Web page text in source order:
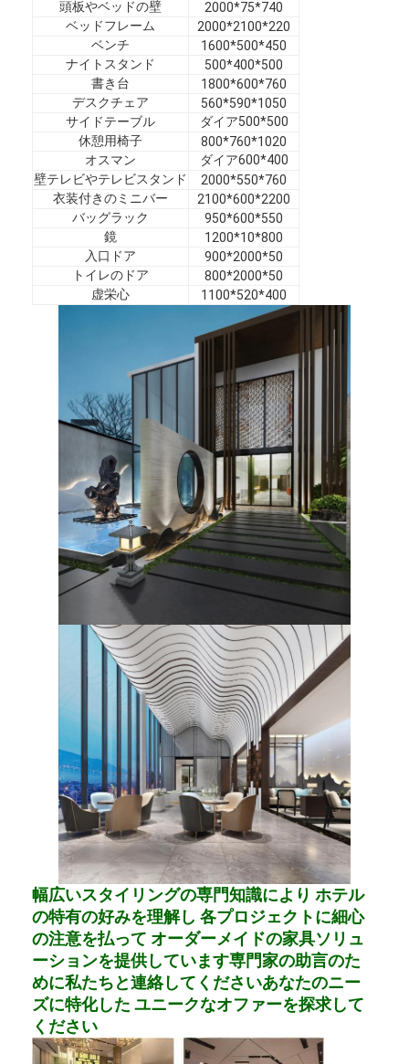
ホテル家具
ヴィラ家具
アパートの家具
商用クラブ家具
ダイニングルームの家具
オフィス家具
据え付け家具
装飾された家具
頭板やベッドの壁
2000*75*740
ベッドフレーム
2000*2100*220
ベンチ
1600*500*450
ナイトスタンド
500*400*500
書き台
1800*600*760
デスクチェア
560*590*1050
サイドテーブル
ダイア500*500
休憩用椅子
800*760*1020
オスマン
ダイア600*400
壁テレビやテレビスタンド
2000*550*760
衣装付きのミニバー
2100*600*2200
バッグラック
950*600*550
鏡
1200*10*800
入口ドア
900*2000*50
トイレのドア
800*2000*50
虚栄心
1100*520*400
幅広いスタイリングの専門知識により ホテル
の特有の好みを理解し 各プロジェクトに細心
の注意を払って オーダーメイドの家具ソリュ
ーションを提供しています専門家の助言のた
めに私たちと連絡してくださいあなたのニー
ズに特化した ユニークなオファーを探求して
ください